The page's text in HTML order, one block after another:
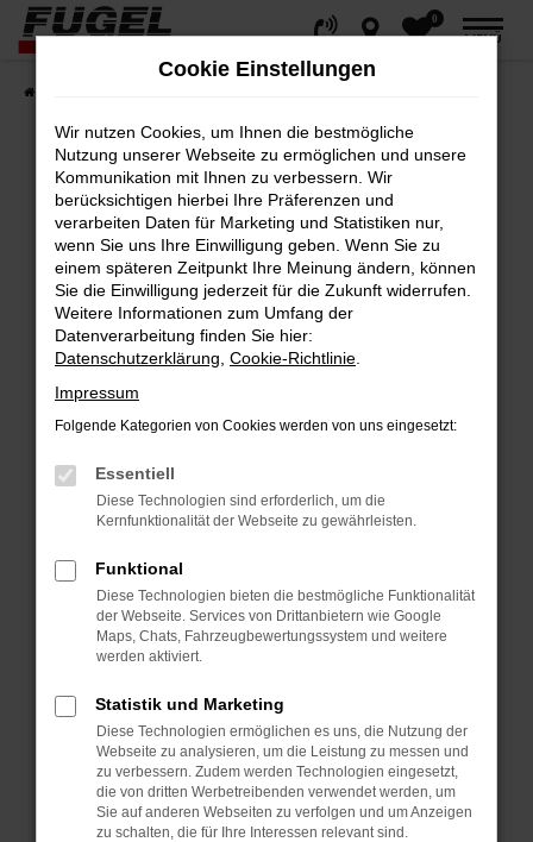
Zum
Hauptinhalt
springen
0
MENÜ
Fehler: Network Error
Beim Laden ist ein Fehler aufgetreten.
Hier sind ein paar Tipps, die dir helfen können:
Überprüfe deine Firewall und deine
Internetverbindung.
Laden andere Webseiten, zum Beispiel
deine Suchmaschine?
Prüfe deine Browsererweiterungen.
Manche Erweiterungen, wie Werbeblocker,
können das Laden bestimmter Seiten
anderen Browser oder in einem privaten
Fenster?
Starte dein Gerät neu.
vorübergehende Probleme zu beheben.
Stelle sicher, dass dein Browser und dein
Betriebssystem auf dem neuesten Stand
sind.
Veraltete Software birgt nicht nur ein
Cookie Einstellungen
Wir nutzen Cookies, um Ihnen die bestmögliche
Nutzung unserer Webseite zu ermöglichen und unsere
Kommunikation mit Ihnen zu verbessern. Wir
berücksichtigen hierbei Ihre Präferenzen und
verarbeiten Daten für Marketing und Statistiken nur,
wenn Sie uns Ihre Einwilligung geben. Wenn Sie zu
einem späteren Zeitpunkt Ihre Meinung ändern, können
Sie die Einwilligung jederzeit für die Zukunft widerrufen.
Weitere Informationen zum Umfang der
Datenverarbeitung finden Sie hier:
Datenschutzerklärung Cookie-Richtlinie
Impressum
Folgende Kategorien von Cookies werden von uns eingesetzt:
Essentiell
Diese Technologien sind erforderlich, um die
Kernfunktionalität der Webseite zu gewährleisten.
Funktional
Diese Technologien bieten die bestmögliche Funktionalität
der Webseite. Services von Drittanbietern wie Google
Maps, Chats, Fahrzeugbewertungssystem und weitere
werden aktiviert.
Statistik und Marketing
Diese Technologien ermöglichen es uns, die Nutzung der
Webseite zu analysieren, um die Leistung zu messen und
zu verbessern. Zudem werden Technologien eingesetzt,
die von dritten Werbetreibenden verwendet werden, um
Sie auf anderen Webseiten zu verfolgen und um Anzeigen
zu schalten, die für Ihre Interessen relevant sind.